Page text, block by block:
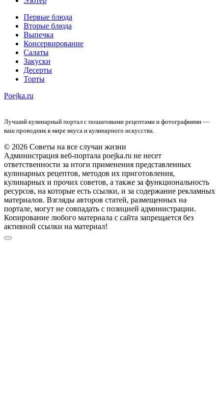
Первые блюда
Вторые блюда
Выпечка
Консервирование
Салаты
Закуски
Десерты
Торты
Poejka.ru
Лучший кулинарный портал с пошаговыми рецептами и фотографиями —
ваш проводник в мире вкуса и кулинарного искусства.
© 2026 Советы на все случаи жизни
Администрация веб-портала poejka.ru не несет
ответственности за итоги применения представленных
кулинарных рецептов, методов их приготовления,
кулинарных и прочих советов, а также за функциональность
ресурсов, на которые есть ссылки, и за содержание рекламных
материалов. Взгляды авторов статей, размещенных на
портале, могут не совпадать с позицией администрации.
Копирование любого материала с сайта запрещается без
активной ссылки на материал!